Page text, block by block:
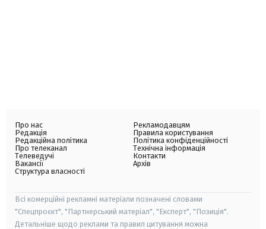
Про нас
Редакція
Редакційна політика
Про телеканал
Телеведучі
Вакансії
Структура власності
Рекламодавцям
Правила користування
Політика конфіденційності
Технічна інформація
Контакти
Архів
Всі комерційні рекламні матеріали позначені словами
"Спецпроєкт", "Партнерський матеріал", "Експерт", "Позиція".
Детальніше щодо реклами та правил цитування можна